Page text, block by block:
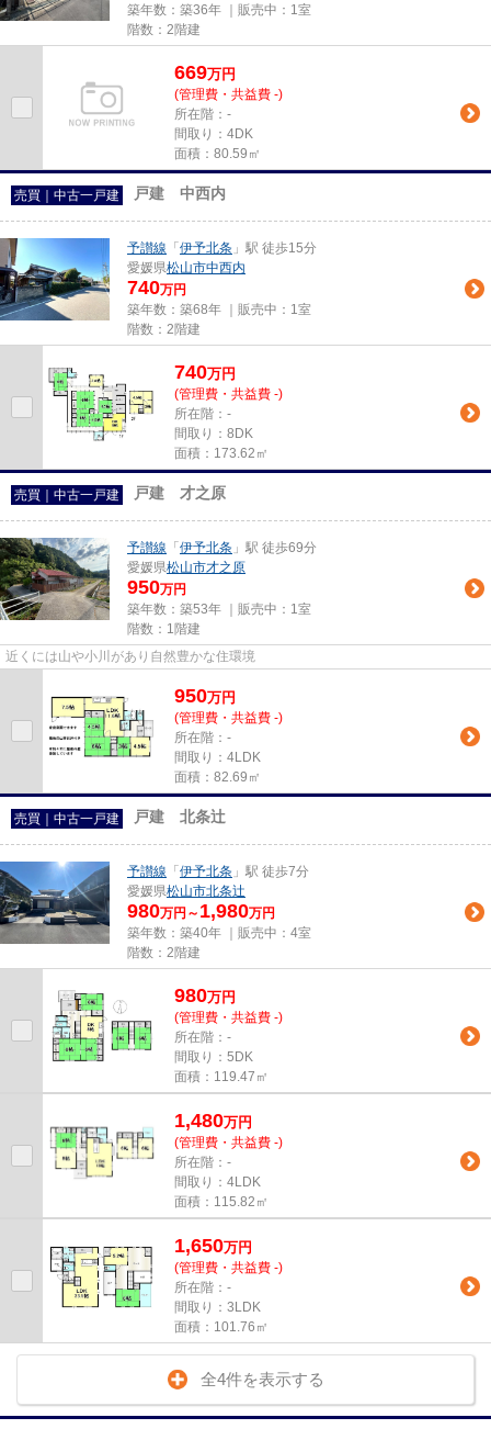
築年数：築36年 ｜販売中： 1室
階数：2階建
669万円
(管理費・共益費 -)
所在階：-
間取り：4DK
面積：80.59㎡
売買｜中古一戸建 戸建 中西内
予讃線 「 伊予北条 」駅 徒歩15分
愛媛県松山市中西内
740万円
築年数：築68年 ｜販売中： 1室
階数：2階建
740万円
(管理費・共益費 -)
所在階：-
間取り：8DK
面積：173.62㎡
売買｜中古一戸建 戸建 才之原
予讃線 「 伊予北条 」駅 徒歩69分
愛媛県松山市才之原
950万円
築年数：築53年 ｜販売中： 1室
階数：1階建
近くには山や小川があり自然豊かな住環境
950万円
(管理費・共益費 -)
所在階：-
間取り：4LDK
面積：82.69㎡
売買｜中古一戸建 戸建 北条辻
予讃線 「 伊予北条 」駅 徒歩7分
愛媛県松山市北条辻
980万円～ 1,980万円
築年数：築40年 ｜販売中： 4室
階数：2階建
980万円
(管理費・共益費 -)
所在階：-
間取り：5DK
面積：119.47㎡
1,480万円
(管理費・共益費 -)
所在階：-
間取り：4LDK
面積：115.82㎡
1,650万円
(管理費・共益費 -)
所在階：-
間取り：3LDK
面積：101.76㎡
全4件を表示する